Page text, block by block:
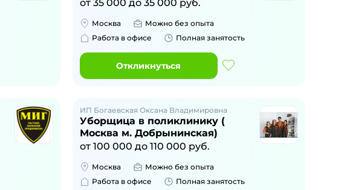
от 35 000 до 35 000 руб.
Москва
Можно без опыта
Работа в офисе
Полная занятость
Откликнуться
ИП Богаевская Оксана Владимировна
Уборщица в поликлинику (
Москва м. Добрынинская)
от 100 000 до 110 000 руб.
Москва
Можно без опыта
Работа в офисе
Полная занятость